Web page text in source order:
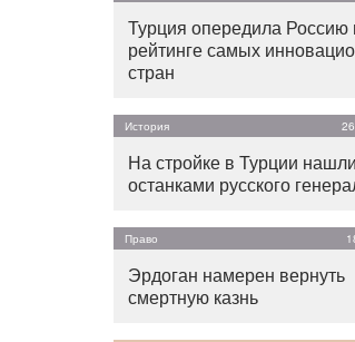
Турция опередила Россию
рейтинге самых
стран
История
На стройке в Турции
останками русского
Право
Эрдоган намерен вернуть
смертную казнь